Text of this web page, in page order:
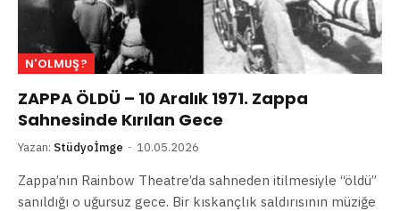
N'OLMUŞ?
ZAPPA ÖLDÜ – 10 Aralık 1971. Zappa
Sahnesinde Kırılan Gece
Yazan: Stüdyoİmge 10.05.2026
Zappa’nın Rainbow Theatre’da sahneden itilmesiyle “öldü”
sanıldığı o uğursuz gece. Bir kıskançlık saldırısının müziğe